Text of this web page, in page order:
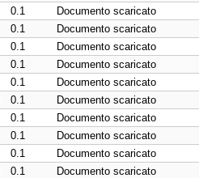
0.1
Documento scaricato
0.1
Documento scaricato
0.1
Documento scaricato
0.1
Documento scaricato
0.1
Documento scaricato
0.1
Documento scaricato
0.1
Documento scaricato
0.1
Documento scaricato
0.1
Documento scaricato
0.1
Documento scaricato